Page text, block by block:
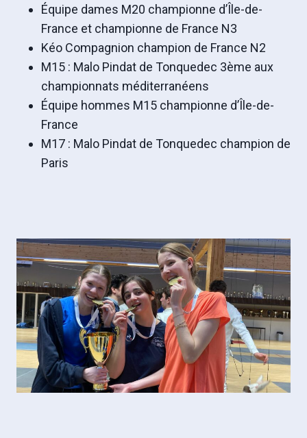
Équipe dames M20 championne d’Île-de-
France et championne de France N3
Kéo Compagnion champion de France N2
M15 : Malo Pindat de Tonquedec 3ème aux
championnats méditerranéens
Équipe hommes M15 championne d’Île-de-
France
M17 : Malo Pindat de Tonquedec champion de
Paris